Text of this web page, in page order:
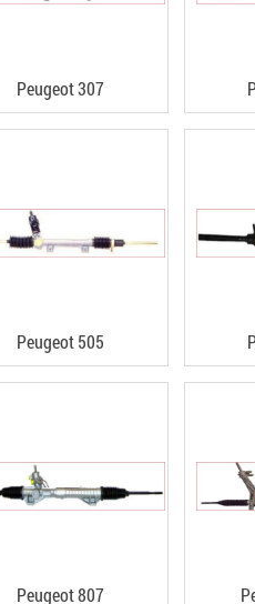
Peugeot 307
Peugeot 505
Peugeot 807